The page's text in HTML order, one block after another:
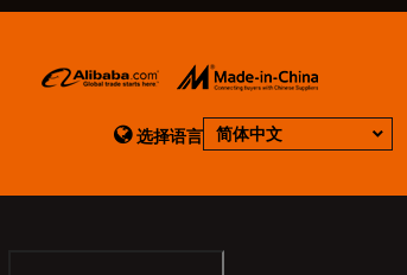
选择语言 简体中文